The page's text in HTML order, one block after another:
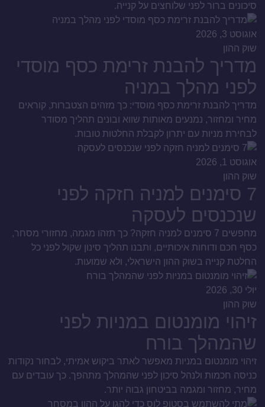
סיכונים ברור לפני שלוחצים על קנייה.
אוגוסט 3, 2026
שוק ההון
מדריך להבנת זרימת כסף מוסדי
לפני מהלך במניה
מדריך להבנת זרימת כסף מוסדי: כך מזהים הצטברות, קוראים
מחיר ומחזור, נמנעים מאותות שווא ובונים תהליך מסודר
לבחירת מניות עם יתרון לקבלת החלטות טובות.
אוגוסט 1, 2026
שוק ההון
7 סימנים למניה חזקה לפני
שנכנסים לעסקה
מחפשים 7 סימנים למניה חזקה? כך תזהו מגמה, מחזורי מסחר,
כסף חכם ודוחות איכותיים, ותבנו תהליך סינון שקול לפני כל
החלטת קנייה בשוק ההון הישראלי, ולא שמועות.
יולי 30, 2026
שוק ההון
זיהוי מומנטום במניות לפני
שהמהלך בורח
זיהוי מומנטום במניות מאפשר לאתר ביקוש אמיתי, לבחור נקודות
כניסה חכמות ולנהל סיכון לפני שהמהלך מתהפך. כך עובדים עם
מחיר, מחזור ומגמה בביטחון גבוה יותר.